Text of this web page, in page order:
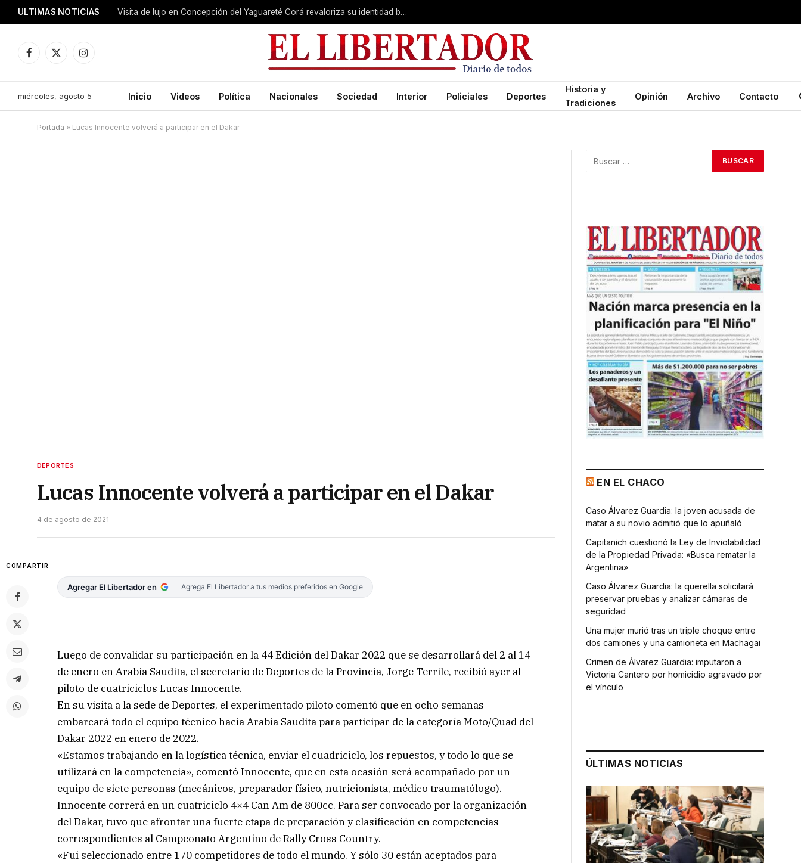
ULTIMAS NOTICIAS Visita de lujo en Concepción del Yaguareté Corá revaloriza su identidad belgraniana
Facebook
X
Instagram
miércoles, agosto 5 Inicio Videos Política Nacionales Sociedad Interior Policiales Deportes
Historia y
Tradiciones
Opinión Archivo Contacto
Portada » Lucas Innocente volverá a participar en el Dakar
DEPORTES
Lucas Innocente volverá a participar en el Dakar
4 de agosto de 2021
COMPARTIR
Agregar El Libertador en Agrega El Libertador a tus medios preferidos en Google
Luego de convalidar su participación en la 44 Edición del Dakar 2022 que se desarrollará del 2 al 14
de enero en Arabia Saudita, el secretario de Deportes de la Provincia, Jorge Terrile, recibió ayer al
piloto de cuatriciclos Lucas Innocente.
En su visita a la sede de Deportes, el experimentado piloto comentó que en ocho semanas
embarcará todo el equipo técnico hacia Arabia Saudita para participar de la categoría Moto/Quad del
Dakar 2022 en enero de 2022.
«Estamos trabajando en la logística técnica, enviar el cuadriciclo, los repuestos, y todo lo que se
utilizará en la competencia», comentó Innocente, que en esta ocasión será acompañado por un
equipo de siete personas (mecánicos, preparador físico, nutricionista, médico traumatólogo).
Innocente correrá en un cuatriciclo 4×4 Can Am de 800cc. Para ser convocado por la organización
del Dakar, tuvo que afrontar una fuerte etapa de preparación y clasificación en competencias
correspondientes al Campeonato Argentino de Rally Cross Country.
«Fui seleccionado entre 170 competidores de todo el mundo. Y sólo 30 están aceptados para
EN EL CHACO
Caso Álvarez Guardia: la joven acusada de
matar a su novio admitió que lo apuñaló
Capitanich cuestionó la Ley de Inviolabilidad
de la Propiedad Privada: «Busca rematar la
Argentina»
Caso Álvarez Guardia: la querella solicitará
preservar pruebas y analizar cámaras de
seguridad
Una mujer murió tras un triple choque entre
dos camiones y una camioneta en Machagai
Crimen de Álvarez Guardia: imputaron a
Victoria Cantero por homicidio agravado por
el vínculo
ÚLTIMAS NOTICIAS